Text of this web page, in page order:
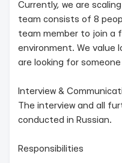
Currently, we are
team consists of 8
team member to join a
environment. We value
are looking for someone
Interview &
The interview and all
conducted in Russian.
Responsibilities